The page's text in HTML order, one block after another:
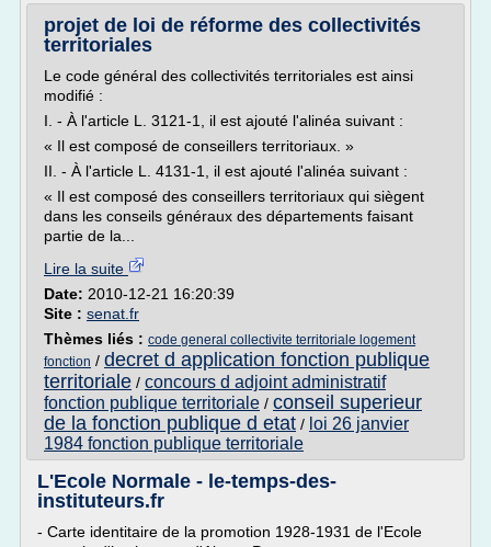
projet de loi de réforme des collectivités
territoriales
Le code général des collectivités territoriales est ainsi
modifié :
I. - À l'article L. 3121-1, il est ajouté l'alinéa suivant :
« Il est composé de conseillers territoriaux. »
II. - À l'article L. 4131-1, il est ajouté l'alinéa suivant :
« Il est composé des conseillers territoriaux qui siègent
dans les conseils généraux des départements faisant
partie de la...
Lire la suite
Date: 2010-12-21 16:20:39
Site : senat.fr
Thèmes liés : code general collectivite territoriale logement
fonction / decret d application fonction publique
territoriale / concours d adjoint administratif
fonction publique territoriale / conseil superieur
de la fonction publique d etat / loi 26 janvier
1984 fonction publique territoriale
L'Ecole Normale - le-temps-des-
instituteurs.fr
- Carte identitaire de la promotion 1928-1931 de l'Ecole